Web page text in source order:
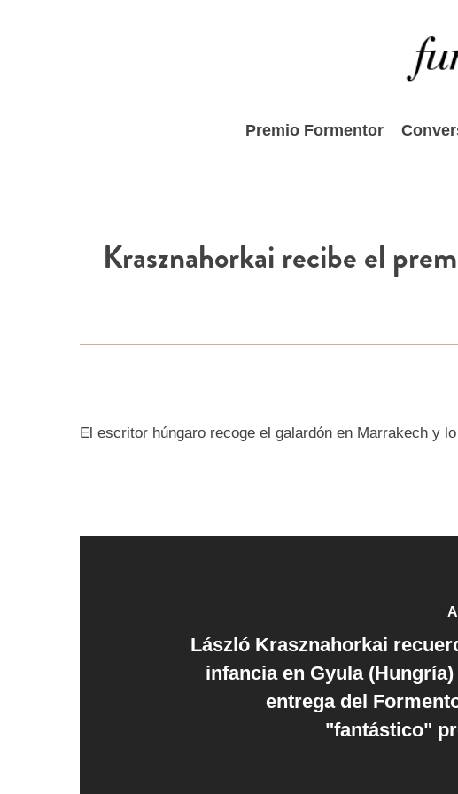
Premio Formentor
Krasznahorkai recibe el
El escritor húngaro recoge el galardón en Marrakech y
László Krasznahorkai
infancia en Gyula (Hungría)
entrega del
"fantástico"